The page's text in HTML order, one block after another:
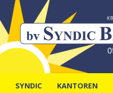
SYNDIC KANTOREN